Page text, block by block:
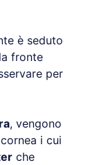
è seduto
fronte
per
, vengono
i cui
che